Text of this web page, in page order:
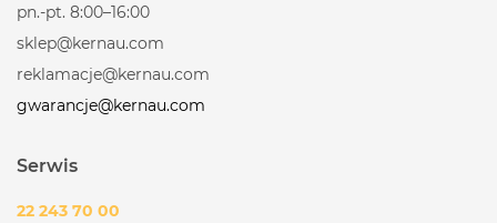
pn.-pt. 8:00–16:00
sklep@kernau.com
reklamacje@kernau.com
gwarancje@kernau.com
Serwis
22 243 70 00